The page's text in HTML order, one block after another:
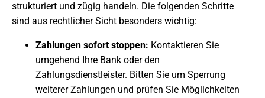
strukturiert und zügig handeln. Die folgenden Schritte
sind aus rechtlicher Sicht besonders wichtig:
Zahlungen sofort stoppen: Kontaktieren Sie
umgehend Ihre Bank oder den
Zahlungsdienstleister. Bitten Sie um Sperrung
weiterer Zahlungen und prüfen Sie Möglichkeiten